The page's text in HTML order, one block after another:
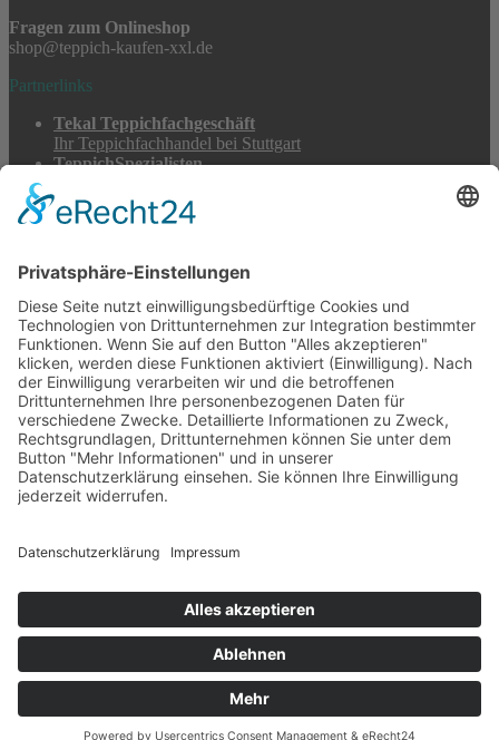
Fragen zum Onlineshop
shop@teppich-kaufen-xxl.de
Partnerlinks
Tekal Teppichfachgeschäft
Ihr Teppichfachhandel bei Stuttgart
TeppichSpezialisten
Stadtmühle Waldenbuch
Mühlenprodukte, Säfte, Tiernahrung & Züchterbedarf
Pyrotechnik online bestellen
© 2017-2026 ·Tekal – Textile Lebensqualität| Einzelstücke mit
Charakter – Exklusive moderne Teppiche und handverlesene
Orientteppiche
Alle Preise inkl. der gesetzlichen MwSt. · Die durchgestrichenen Preise
entsprechen, sofern nicht anders angegeben, den bisherigen Preisen in
unserem Shop.
Cookie-Einstellungen
Warenkorb 0
Designteppich Strawberry Feeling Rot ca. 200 x 200
cm 689€